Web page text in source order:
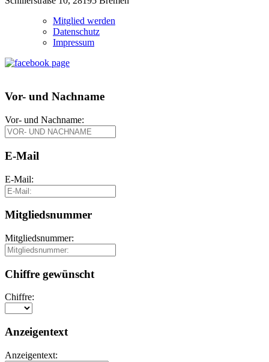
Mitglied werden
Datenschutz
Impressum
Vor- und Nachname
Vor- und Nachname:
E-Mail
E-Mail:
Mitgliedsnummer
Mitgliedsnummer:
Chiffre gewünscht
Chiffre:
Anzeigentext
Anzeigentext: